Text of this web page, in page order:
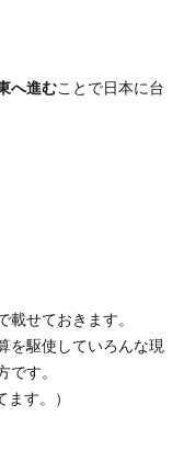
へ進むことで日本に台
せておきます。
を駆使していろんな現
す。
す。）